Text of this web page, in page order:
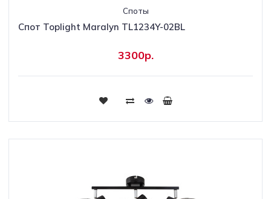
Споты
Спот Toplight Maralyn TL1234Y-02BL
3300р.